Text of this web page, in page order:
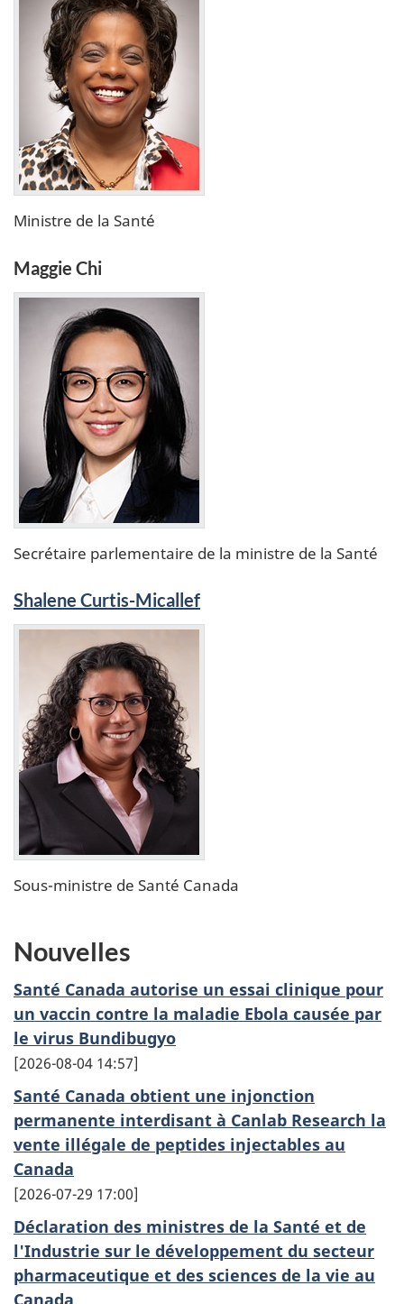
Ministre de la Santé
Maggie Chi
Secrétaire parlementaire de la ministre de la Santé
Shalene Curtis-Micallef
Sous-ministre de Santé Canada
Nouvelles
Santé Canada autorise un essai clinique pour
un vaccin contre la maladie Ebola causée par
le virus Bundibugyo
2026-08-04 14:57
Santé Canada obtient une injonction
permanente interdisant à Canlab Research la
vente illégale de peptides injectables au
Canada
2026-07-29 17:00
Déclaration des ministres de la Santé et de
l'Industrie sur le développement du secteur
pharmaceutique et des sciences de la vie au
Canada